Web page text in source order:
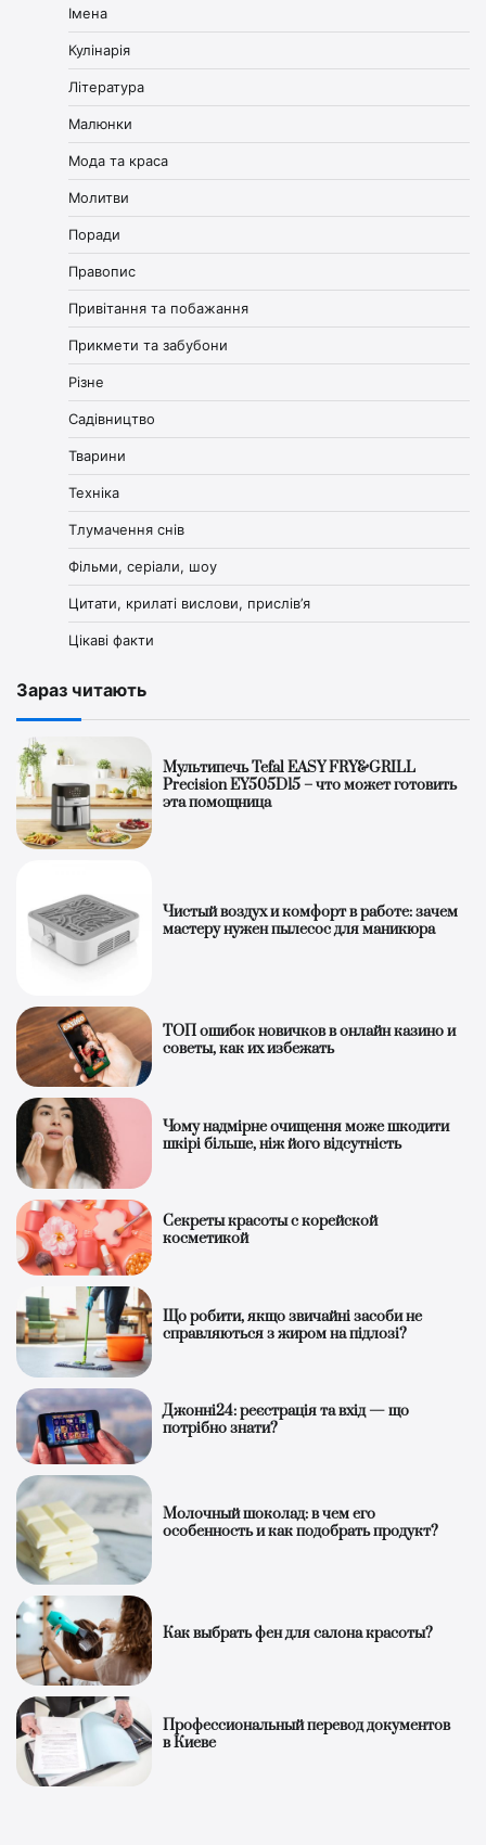
Імена
Кулінарія
Література
Малюнки
Мода та краса
Молитви
Поради
Правопис
Привітання та побажання
Прикмети та забубони
Різне
Садівництво
Тварини
Техніка
Тлумачення снів
Фільми, серіали, шоу
Цитати, крилаті вислови, прислів’я
Цікаві факти
Зараз читають
Мультипечь Tefal EASY FRY&GRILL
Precision EY505D15 – что может готовить
эта помощница
Чистый воздух и комфорт в работе: зачем
мастеру нужен пылесос для маникюра
ТОП ошибок новичков в онлайн казино и
советы, как их избежать
Чому надмірне очищення може шкодити
шкірі більше, ніж його відсутність
Секреты красоты с корейской
косметикой
Що робити, якщо звичайні засоби не
справляються з жиром на підлозі?
Джонні24: реєстрація та вхід — що
потрібно знати?
Молочный шоколад: в чем его
особенность и как подобрать продукт?
Как выбрать фен для салона красоты?
Профессиональный перевод документов
в Киеве